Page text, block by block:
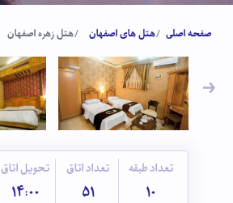
صفحه اصلی هتل های اصفهان هتل زهره اصفهان
تعداد طبقه
10
تعداد اتاق
51
تحویل اتاق
14:00